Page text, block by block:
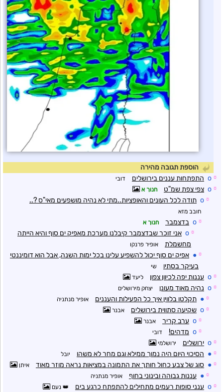
הוספת תגובה מהירה
☼
o התפתחות עננים בירושלים דובי
☼
o צפי צפת שמ"ט חנוך א
☼
o תודה לכל העונים והאופציות..מתי לא נהיה מושפעים מאי"ס ?..
חובב מזא
☼
o בדצמבר חנוך א
☼
o אני זוכר שבדצמבר קיבלנו מערכת מאפיק ים סוף והיא הייתה
מחשמלת
אופיר פרנקו
☼
● אפיק ים סוף יכול להשפיע עלינו בכל ימות השנה, אבל הוא דומיננטי
בעיקר בסתיו
שי
☼
o עננות יפה לכיוון צפון ליעד
☼
o נהיה מאוד מעונן יצחק מירושלים
☼
● תקלטו בלווין איך כל הפעילות והעננים אופיר מנתניה
☼
o שקיעה סתווית בירושלים אבנר
☼
o ערב קריר אבנר
☼
o מדהים! דובי
☼
o ירושלים ירושלמי
☼
● הסיכוי היום היה נמוך ממילא וגם מחר לא משהו יובל
☼
● סוג של צבע כחול חותך את התמונה במציאות נראה מוזר מאוד איתן
☼
● עננות גבוהה ובינוני בחוף אופיר מנתניה
☼
o ענני סופות רעמים מתחילים להתפתח כרגע בים נעם